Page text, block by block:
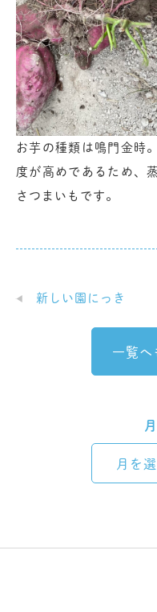
お芋の種類は鳴門金時
度が高めであるため、
さつまいもです。
新しい園にっき
一覧へ
月を